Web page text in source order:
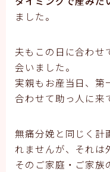
ました。
夫もこの日に合わせ
会いました。
実親もお産当日、第
合わせて助っ人に来
無痛分娩と同じく計
れませんが、それは
そのご家庭・ご家族